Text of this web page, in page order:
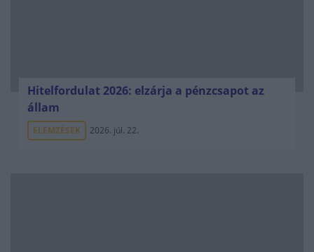
Hitelfordulat 2026: elzárja a pénzcsapot az
állam
ELEMZÉSEK 2026. júl. 22.